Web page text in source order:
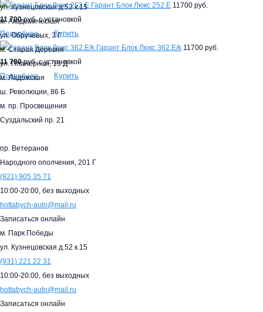
Гарант Блок Люкс 252.E 11700 руб.
11 700руб. с установкой
Подробнее
Купить
Гарант Блок Люкс 362.E/k 11700 руб.
11 700руб. с установкой
Подробнее
Купить
ул. Кузнецовская д.52 к.15
м. Академическая
ул. Обручевых, 3 Г
м. Старая Деревня
ул. Планерная, 15 Д
м. Ладожская
ш. Революции, 86 Б
м. пр. Просвещения
Суздальский пр. 21
пр. Ветеранов
Народного ополчения, 201 Г
(921) 905 35 71
10:00-20:00, без выходных
hottabych-auto@mail.ru
Записаться онлайн
м. Парк Победы
ул. Кузнецовская д.52 к.15
(931) 221 22 31
10:00-20:00, без выходных
hottabych-auto@mail.ru
Записаться онлайн